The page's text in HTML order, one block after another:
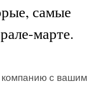
самые
марте.
компанию с вашим